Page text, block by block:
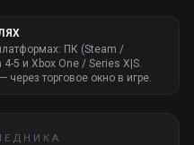
ПК (Steam /
5 и Xbox One / Series X|S.
торговое окно в игре.